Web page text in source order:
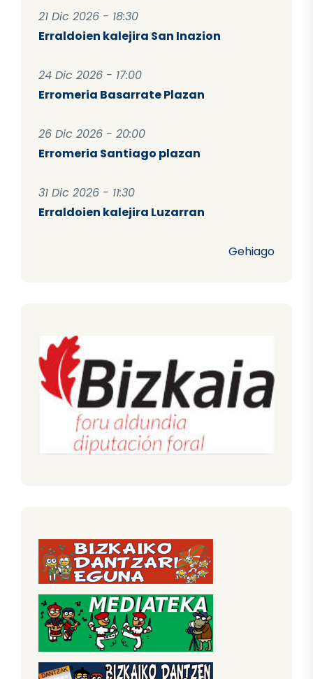
21 Dic 2026 - 18:30
Erraldoien kalejira San Inazion
24 Dic 2026 - 17:00
Erromeria Basarrate Plazan
26 Dic 2026 - 20:00
Erromeria Santiago plazan
31 Dic 2026 - 11:30
Erraldoien kalejira Luzarran
Gehiago